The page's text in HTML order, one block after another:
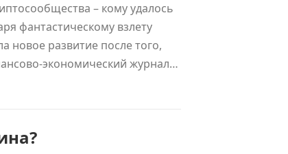
– кому удалось
фантастическому взлету
новое развитие после того,
экономический журнал…